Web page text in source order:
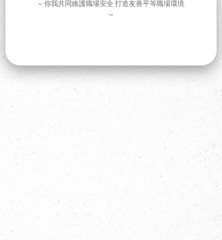
～你我共同維護職場安全 打造友善平等職場環境
～